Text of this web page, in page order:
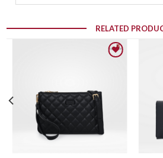
RELATED